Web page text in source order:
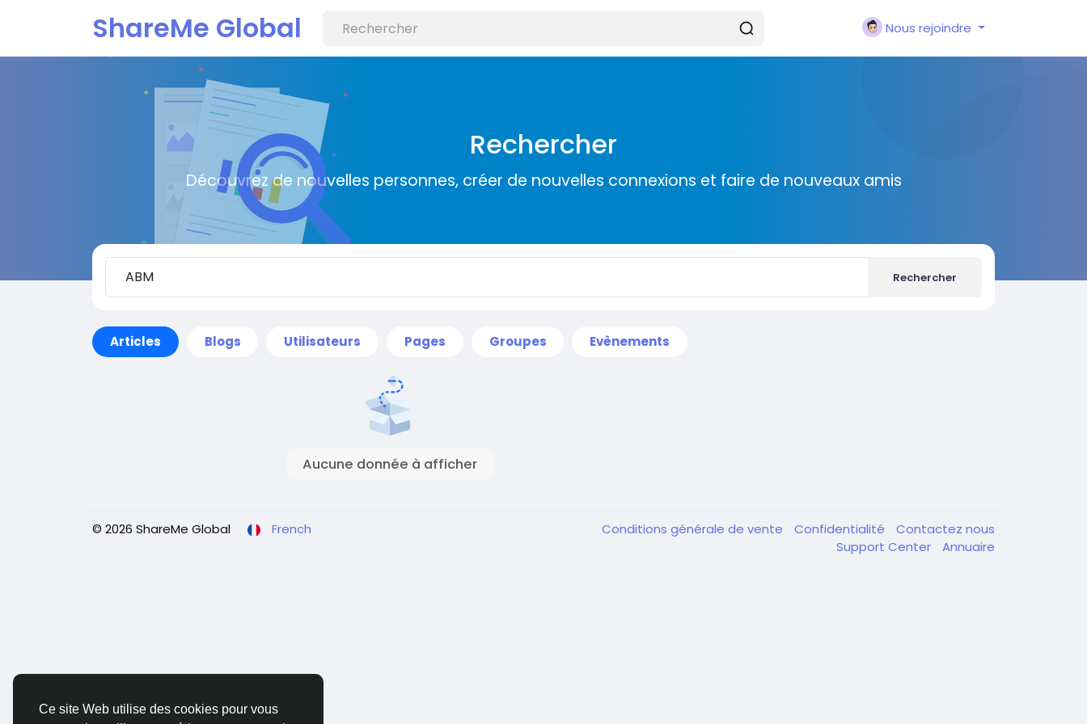
Ce site Web utilise des cookies pour vous
ShareMe Global Nous rejoindre
Rechercher
Découvrez de nouvelles personnes, créer de nouvelles connexions et faire de nouveaux amis
Rechercher
Articles Blogs Utilisateurs Pages Groupes Evènements
Aucune donnée à afficher
© 2026 ShareMe Global French Conditions générale de vente Confidentialité
Contactez nous
Support Center
Annuaire